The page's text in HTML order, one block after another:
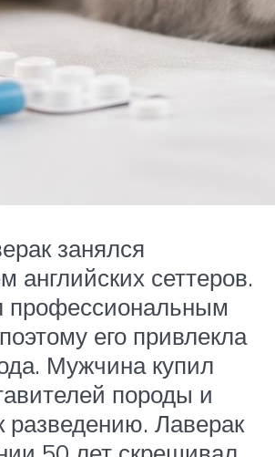
занялся
английских сеттеров.
его привлекла
Мужчина купил
породы и
разведению. Лаверак